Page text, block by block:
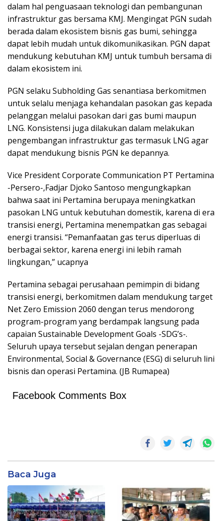
dalam hal penguasaan teknologi dan pembangunan
infrastruktur gas bersama KMJ. Mengingat PGN sudah
berada dalam ekosistem bisnis gas bumi, sehingga
dapat lebih mudah untuk dikomunikasikan. PGN dapat
mendukung kebutuhan KMJ untuk tumbuh bersama di
dalam ekosistem ini.
PGN selaku Subholding Gas senantiasa berkomitmen
untuk selalu menjaga kehandalan pasokan gas kepada
pelanggan melalui pasokan dari gas bumi maupun
LNG. Konsistensi juga dilakukan dalam melakukan
pengembangan infrastruktur gas termasuk LNG agar
dapat mendukung bisnis PGN ke depannya.
Vice President Corporate Communication PT Pertamina
-Persero-,Fadjar Djoko Santoso mengungkapkan
bahwa saat ini Pertamina berupaya meningkatkan
pasokan LNG untuk kebutuhan domestik, karena di era
transisi energi, Pertamina menempatkan gas sebagai
energi transisi. “Pemanfaatan gas terus diperluas di
berbagai sektor, karena energi ini lebih ramah
lingkungan,” ucapnya
Pertamina sebagai perusahaan pemimpin di bidang
transisi energi, berkomitmen dalam mendukung target
Net Zero Emission 2060 dengan terus mendorong
program-program yang berdampak langsung pada
capaian Sustainable Development Goals -SDG’s-.
Seluruh upaya tersebut sejalan dengan penerapan
Environmental, Social & Governance (ESG) di seluruh lini
bisnis dan operasi Pertamina. (JB Rumapea)
Facebook Comments Box
Baca Juga